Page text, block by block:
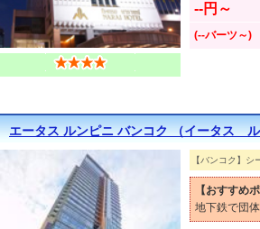
--円～
(--バーツ～)
エータス ルンピニ バンコク （イータス
【バンコク】シ
【おすすめ
地下鉄で団